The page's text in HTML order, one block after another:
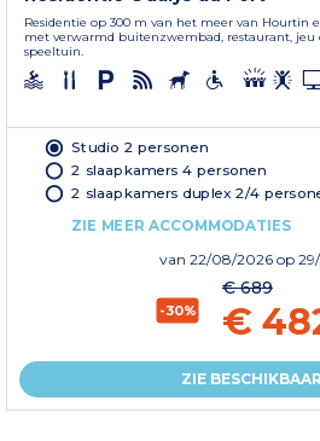
Residentie op 300 m van het meer van Hourtin
met verwarmd buitenzwembad, restaurant, jeu
speeltuin.
Studio 2 personen
2 slaapkamers 4 personen
2 slaapkamers duplex 2/4
ZIE MEER ACCOMMODATIES
van 22/08/2026 op
-30%
€ 689
€
ZIE